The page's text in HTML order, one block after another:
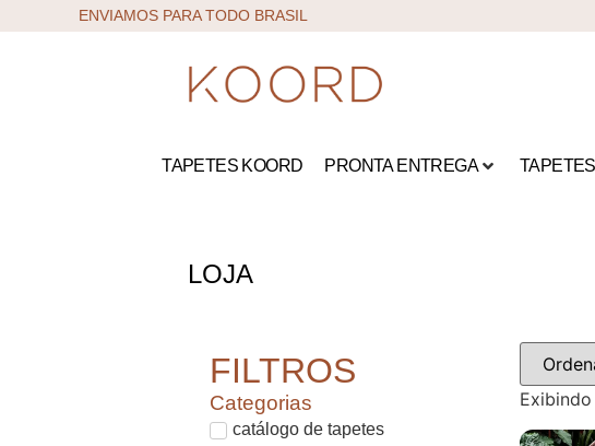
ENVIAMOS PARA TODO BRASIL
TAPETES KOORD PRONTA ENTREGA
LOJA
FILTROS
Categorias
catálogo de tapetes